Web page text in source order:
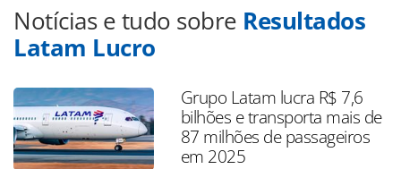
Notícias e tudo sobre Resultados
Latam Lucro
Grupo Latam lucra R$ 7,6
bilhões e transporta mais de
87 milhões de passageiros
em 2025